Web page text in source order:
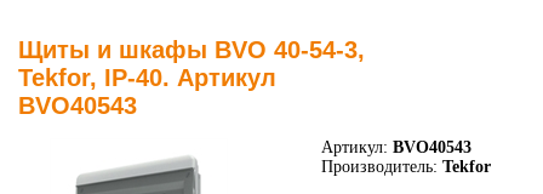
Щиты и шкафы BVO 40-54-3,
Tekfor, IP-40. Артикул
BVO40543
Артикул: BVO40543
Производитель: Tekfor